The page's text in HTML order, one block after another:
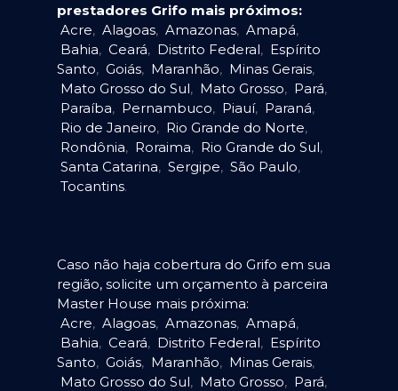
prestadores Grifo mais próximos:
Acre, Alagoas, Amazonas, Amapá,
Bahia, Ceará, Distrito Federal, Espírito
Santo, Goiás, Maranhão, Minas Gerais,
Mato Grosso do Sul, Mato Grosso, Pará,
Paraíba, Pernambuco, Piauí, Paraná,
Rio de Janeiro, Rio Grande do Norte,
Rondônia, Roraima, Rio Grande do Sul,
Santa Catarina, Sergipe, São Paulo,
Tocantins.
Caso não haja cobertura do Grifo em sua
região, solicite um orçamento à parceira
Master House mais próxima:
Acre, Alagoas, Amazonas, Amapá,
Bahia, Ceará, Distrito Federal, Espírito
Santo, Goiás, Maranhão, Minas Gerais,
Mato Grosso do Sul, Mato Grosso, Pará,